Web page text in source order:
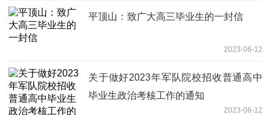
平顶山：致广大高三毕业生的一封信
2023-06-12
关于做好2023年军队院校招收普通高中
毕业生政治考核工作的通知
2023-06-12